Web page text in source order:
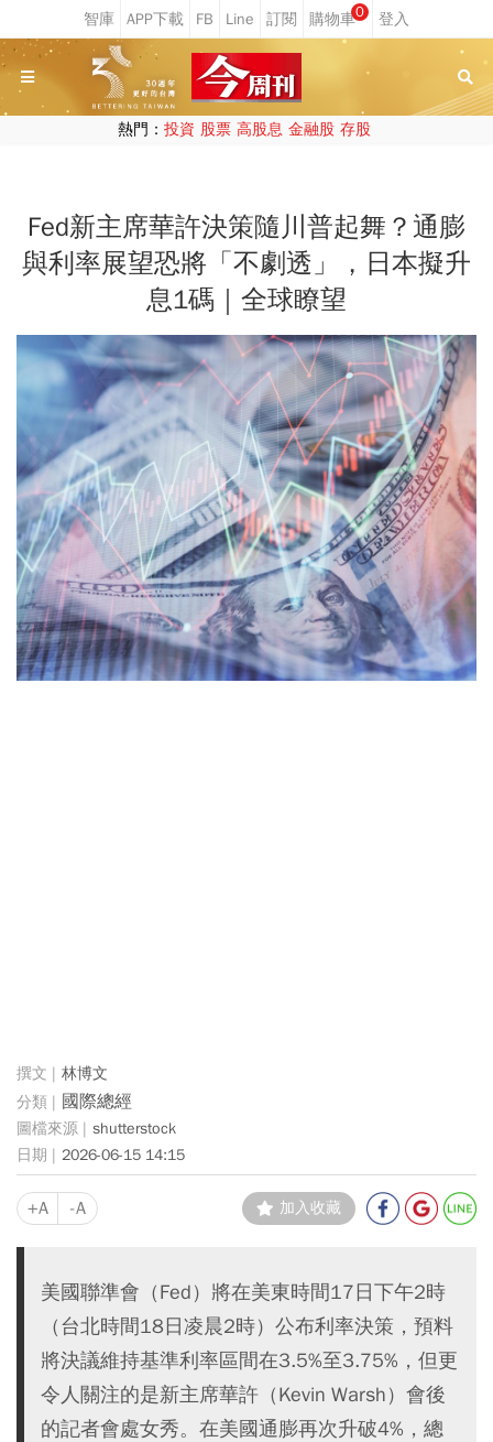
0
熱門： 投資 股票 高股息 金融股 存股
Fed新主席華許決策隨川普起舞？通膨
與利率展望恐將「不劇透」，日本擬升
息1碼｜全球瞭望
林博文
國際總經
shutterstock
2026-06-15 14:15
+A -A 加入收藏
美國聯準會（Fed）將在美東時間17日下午2時
（台北時間18日凌晨2時）公布利率決策，預料
將決議維持基準利率區間在3.5%至3.75%，但更
令人關注的是新主席華許（Kevin Warsh）會後
的記者會處女秀。在美國通膨再次升破4%，總